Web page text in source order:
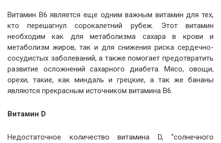
Витамин B6 является еще одним важным витамин для тех,
кто перешагнул сорокалетний рубеж. Этот витамин
необходим как для метаболизма сахара в крови и
метаболизм жиров, так и для снижения риска сердечно-
сосудистых заболеваний, а также помогает предотвратить
развитие осложнений сахарного диабета. Мясо, овощи,
орехи, такие, как миндаль и грецкие, а так же бананы
являются прекрасным источником витамина B6.
Витамин D
Недостаточное количество витамина D, “солнечного